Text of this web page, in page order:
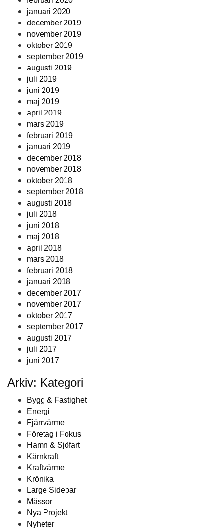
januari 2020
december 2019
november 2019
oktober 2019
september 2019
augusti 2019
juli 2019
juni 2019
maj 2019
april 2019
mars 2019
februari 2019
januari 2019
december 2018
november 2018
oktober 2018
september 2018
augusti 2018
juli 2018
juni 2018
maj 2018
april 2018
mars 2018
februari 2018
januari 2018
december 2017
november 2017
oktober 2017
september 2017
augusti 2017
juli 2017
juni 2017
Arkiv: Kategori
Bygg & Fastighet
Energi
Fjärrvärme
Företag i Fokus
Hamn & Sjöfart
Kärnkraft
Kraftvärme
Krönika
Large Sidebar
Mässor
Nya Projekt
Nyheter